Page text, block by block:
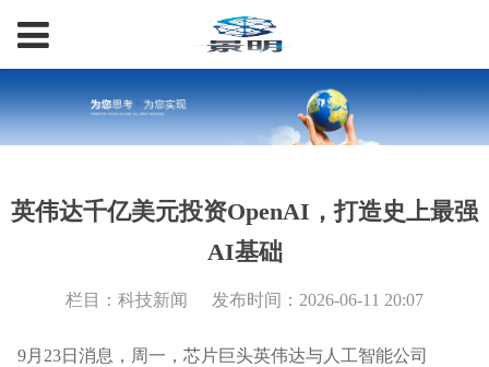
英伟达千亿美元投资OpenAI，打造史上最强
AI基础
栏目：科技新闻 发布时间：2026-06-11 20:07
9月23日消息，周一，芯片巨头英伟达与人工智能公司